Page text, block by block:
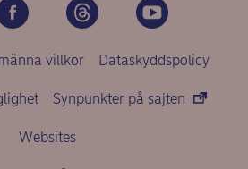
villkor Dataskyddspolicy
Synpunkter på sajten
Websites